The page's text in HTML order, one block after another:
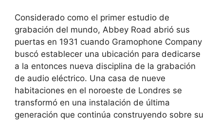
Considerado como el primer estudio de
grabación del mundo, Abbey Road abrió sus
puertas en 1931 cuando Gramophone Company
buscó establecer una ubicación para dedicarse
a la entonces nueva disciplina de la grabación
de audio eléctrico. Una casa de nueve
habitaciones en el noroeste de Londres se
transformó en una instalación de última
generación que continúa construyendo sobre su